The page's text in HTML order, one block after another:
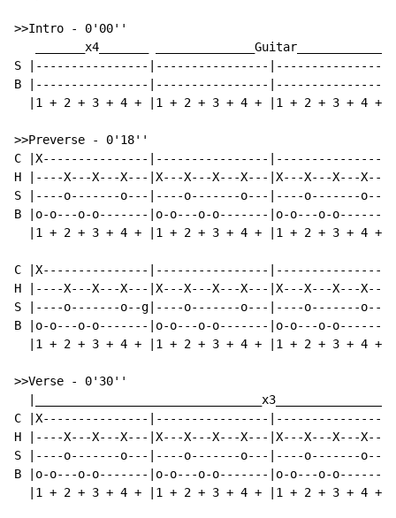
>>Intro - 0'00''
_______x4_______ ______________Guitar_____________
S |----------------|----------------|----------------
B |----------------|----------------|----------------
|1 + 2 + 3 + 4 + |1 + 2 + 3 + 4 + |1 + 2 + 3 + 4 +
>>Preverse - 0'18''
C |X---------------|----------------|----------------
H |----X---X---X---|X---X---X---X---|X---X---X---
S |----o-------o---|----o-------o---|----o-------
B |o-o---o-o-------|o-o---o-o-------|o-o---o-
|1 + 2 + 3 + 4 + |1 + 2 + 3 + 4 + |1 + 2 + 3 + 4 +
C |X---------------|----------------|----------------
H |----X---X---X---|X---X---X---X---|X---X---X---
S |----o-------o--g|----o-------o---|----o-------o---
B |o-o---o-o-------|o-o---o-o-------|o-o---o-
|1 + 2 + 3 + 4 + |1 + 2 + 3 + 4 + |1 + 2 + 3 + 4 +
>>Verse - 0'30''
C |X---------------|----------------|----------------
H |----X---X---X---|X---X---X---X---|X---X---X---
S |----o-------o---|----o-------o---|----o-------
B |o-o---o-o-------|o-o---o-o-------|o-o---o-
|1 + 2 + 3 + 4 + |1 + 2 + 3 + 4 + |1 + 2 + 3 + 4 +